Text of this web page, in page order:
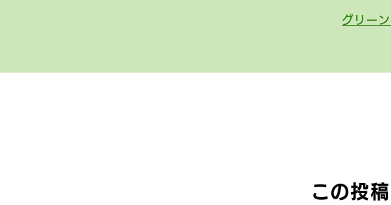
グリー
この投